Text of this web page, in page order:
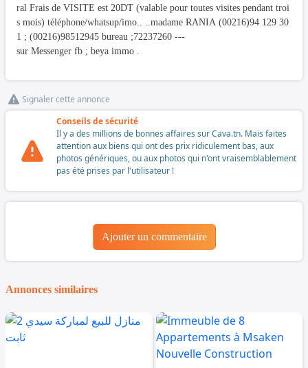
ral Frais de VISITE est 20DT (valable pour toutes visites pendant troi
s mois) téléphone/whatsup/imo.. ..madame RANIA (00216)94 129 30
1 ; (00216)98512945 bureau ;72237260 ---
sur Messenger fb ; beya immo .
Signaler cette annonce
Conseils de sécurité
Il y a des millions de bonnes affaires sur Cava.tn. Mais faites
attention aux biens qui ont des prix ridiculement bas, aux
photos génériques, ou aux photos qui n'ont vraisemblablement
pas été prises par l'utilisateur !
Ajouter un commentaire
Annonces similaires